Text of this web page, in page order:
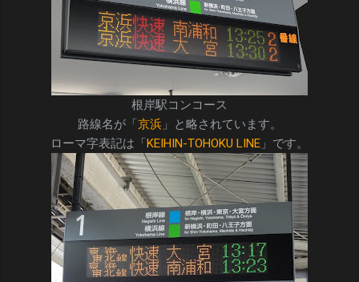
根岸駅コンコース
路線名が「京浜」と略されています。
ローマ字表記は「KEIHIN-TOHOKU LINE 」です。